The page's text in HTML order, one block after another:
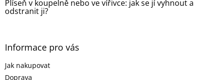
Plíseň v koupelně nebo ve vířivce: jak se jí vyhnout a
odstranit ji?
Informace pro vás
Jak nakupovat
Doprava